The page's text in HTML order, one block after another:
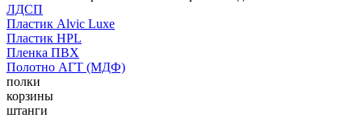
ЛДСП
Пластик Alvic Luxe
Пластик HPL
Пленка ПВХ
Полотно АГТ (МДФ)
полки
корзины
штанги